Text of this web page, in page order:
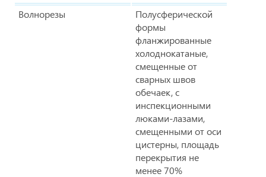
Волнорезы
Полусферической
формы
фланжированные
холоднокатаные,
смещенные от
сварных швов
обечаек, с
инспекционными
люками-лазами,
смещенными от оси
цистерны, площадь
перекрытия не
менее 70%